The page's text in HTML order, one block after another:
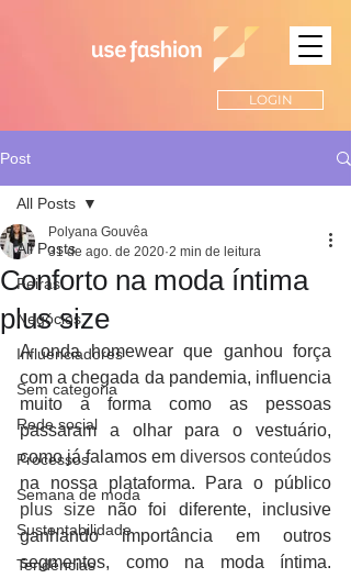
LOGIN
Post
All Posts
Feiras
Negócios
Influenciadores
Sem categoria
Rede social
Processos
Semana de moda
Sustentabilidade
Tendências
All Posts
Conforto na moda íntima
plus size
Polyana Gouvêa
31 de ago. de 2020 2 min de leitura
A onda homewear que ganhou força
com a chegada da pandemia, influencia
muito a forma como as pessoas
passaram a olhar para o vestuário,
como já falamos em diversos conteúdos
plus size não foi diferente, inclusive
ganhando importância em outros
segmentos, como na moda íntima.